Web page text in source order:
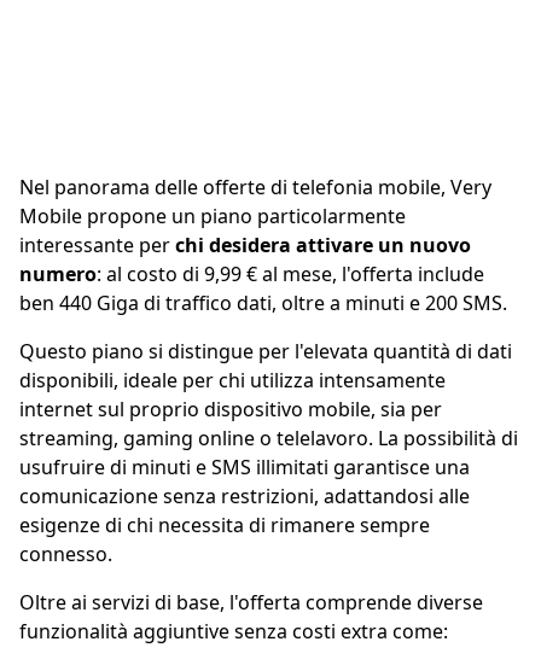
Nel panorama delle offerte di telefonia mobile, Very
Mobile propone un piano particolarmente
interessante perchi desidera attivare un nuovo
numero: al costo di 9,99 € al mese, l'offerta include
ben 440 Giga di traffico dati, oltre a minuti e 200 SMS.
Questo piano si distingue per l'elevata quantità di dati
disponibili, ideale per chi utilizza intensamente
internet sul proprio dispositivo mobile, sia per
streaming, gaming online o telelavoro. La possibilità di
usufruire di minuti e SMS illimitati garantisce una
comunicazione senza restrizioni, adattandosi alle
esigenze di chi necessita di rimanere sempre
connesso.
Oltre ai servizi di base, l'offerta comprende diverse
funzionalità aggiuntive senza costi extra come: